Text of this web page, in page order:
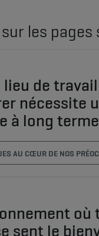
les pages
lieu de
nécessite
à long
AU CŒUR DE NOS
où
sent le